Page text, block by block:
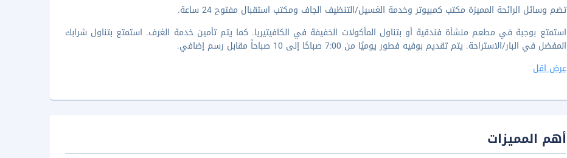
تضم وسائل الرائحة المميزة مكتب كمبيوتر وخدمة الغسيل/التنظيف الجاف ومكتب استقبال مفتوح 24 ساعة.
استمتع بوجبة في مطعم منشأة فندقية أو بتناول المأكولات الخفيفة في الكافيتيريا. كما يتم تأمين خدمة الغرف. استمتع بتناول شرابك
المفضل في البار/الاستراحة. يتم تقديم بوفيه فطور يوميًا من 7:00 صباحًا إلى 10 صباحاً مقابل رسم إضافي.
عرض اقل
أهم المميزات